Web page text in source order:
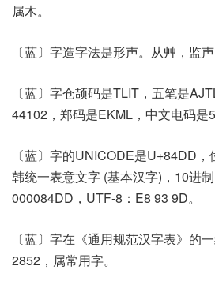
属木。
〔蓝〕字造字法是形声。从艸，监
〔蓝〕字仓颉码是TLIT，五笔是
44102，郑码是EKML，中文电码是
〔蓝〕字的UNICODE是U+84DD
韩统一表意文字 (基本汉字)，10进
000084DD，UTF-8：E8 93 9D。
〔蓝〕字在《通用规范汉字表》的
2852，属常用字。